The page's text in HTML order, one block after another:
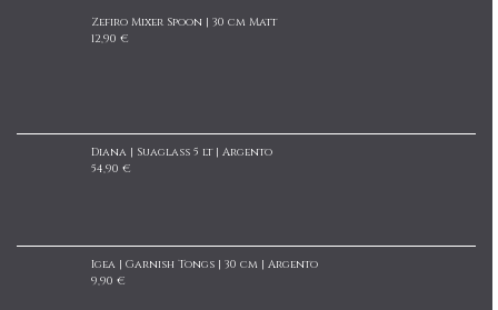
Zefiro Mixer Spoon | 30 cm Matt
12,90 €
Diana | Suaglass 5 lt | Argento
54,90 €
Igea | Garnish Tongs | 30 cm | Argento
9,90 €